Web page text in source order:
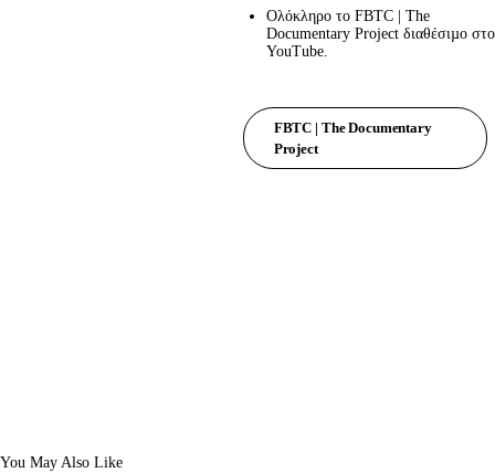
Ολόκληρο το FBTC | The
Documentary Project διαθέσιµο στο
YouTube.
FBTC | The Documentary
Project
You May Also Like